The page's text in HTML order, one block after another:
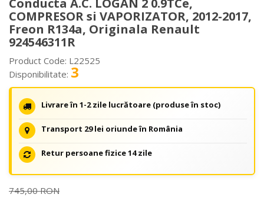
Conducta A.C. LOGAN 2 0.9TCe,
COMPRESOR si VAPORIZATOR, 2012-2017,
Freon R134a, Originala Renault
924546311R
Product Code: L22525
Disponibilitate: 3
Livrare în 1-2 zile lucrătoare (produse în stoc)
Transport 29 lei oriunde în România
Retur persoane fizice 14 zile
745,00 RON